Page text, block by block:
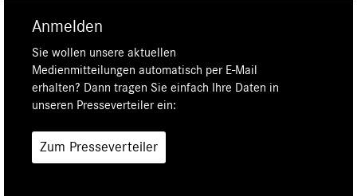
Anmelden
Sie wollen unsere aktuellen
Medienmitteilungen automatisch per E-Mail
erhalten? Dann tragen Sie einfach Ihre Daten in
unseren Presseverteiler ein:
Zum Presseverteiler